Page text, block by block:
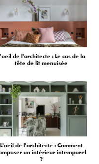
de l'architecte : Le cas de la
tête de lit menuisée
L'oeil de l'architecte : Comment
un intérieur intemporel
?